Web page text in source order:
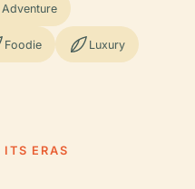
Foodie Luxury
ERAS